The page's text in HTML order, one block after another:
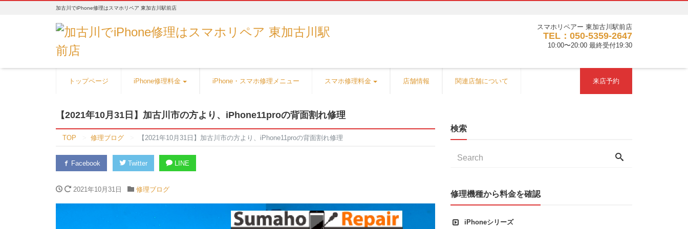
加古川でiPhone修理はスマホリペア 東加古川駅前店
スマホリペアー 東加古川駅前店
TEL：050-5359-2647
10:00〜20:00 最終受付19:30
トップページ iPhone修理料金 iPhone・スマホ修理メニュー スマホ修理料金 店舗情報 関連店舗について 来店予約
【2021年10月31日】加古川市の方より、iPhone11proの背面割れ修理
TOP 修理ブログ 【2021年10月31日】加古川市の方より、iPhone11proの背面割れ修理
Facebook Twitter LINE
2021年10月31日 修理ブログ
検索
修理機種から料金を確認
iPhoneシリーズ